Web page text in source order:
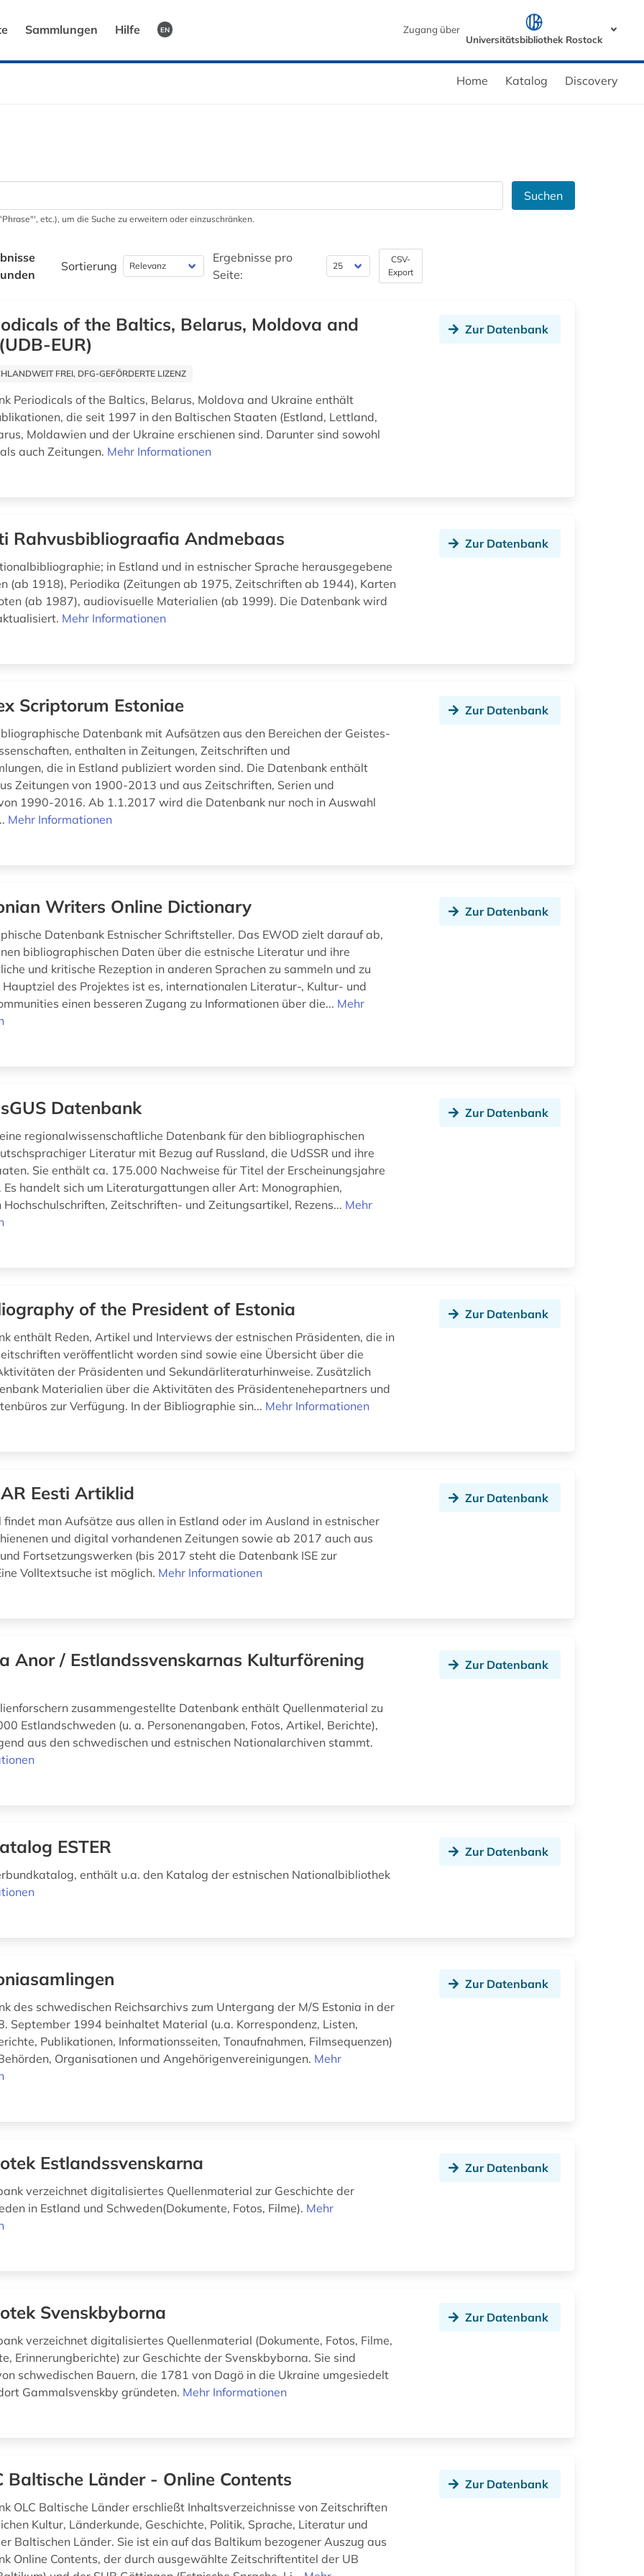
Sammlungen Hilfe EN
Zugang über
Universitätsbibliothek Rostock
Home Katalog Discovery
Suchen
etc.), um die Suche zu erweitern oder einzuschränken.
Sortierung
Ergebnisse pro
Seite:
CSV-
Export
of the Baltics, Belarus, Moldova and
EUR)
FREI, DFG-GEFÖRDERTE LIZENZ
Periodicals of the Baltics, Belarus, Moldova and Ukraine enthält
die seit 1997 in den Baltischen Staaten (Estland, Lettland,
Moldawien und der Ukraine erschienen sind. Darunter sind sowohl
auch Zeitungen. Mehr Informationen
Zur Datenbank
Rahvusbibliograafia Andmebaas
in Estland und in estnischer Sprache herausgegebene
(ab 1918), Periodika (Zeitungen ab 1975, Zeitschriften ab 1944), Karten
(ab 1987), audiovisuelle Materialien (ab 1999). Die Datenbank wird
Mehr Informationen
Zur Datenbank
Scriptorum Estoniae
Datenbank mit Aufsätzen aus den Bereichen der Geistes-
enthalten in Zeitungen, Zeitschriften und
die in Estland publiziert worden sind. Die Datenbank enthält
Zeitungen von 1900-2013 und aus Zeitschriften, Serien und
1990-2016. Ab 1.1.2017 wird die Datenbank nur noch in Auswahl
Mehr Informationen
Zur Datenbank
Writers Online Dictionary
Datenbank Estnischer Schriftsteller. Das EWOD zielt darauf ab,
bibliographischen Daten über die estnische Literatur und ihre
und kritische Rezeption in anderen Sprachen zu sammeln und zu
des Projektes ist es, internationalen Literatur-, Kultur- und
einen besseren Zugang zu Informationen über die... Mehr
Zur Datenbank
Datenbank
regionalwissenschaftliche Datenbank für den bibliographischen
Literatur mit Bezug auf Russland, die UdSSR und ihre
Sie enthält ca. 175.000 Nachweise für Titel der Erscheinungsjahre
handelt sich um Literaturgattungen aller Art: Monographien,
Hochschulschriften, Zeitschriften- und Zeitungsartikel, Rezens... Mehr
Zur Datenbank
of the President of Estonia
enthält Reden, Artikel und Interviews der estnischen Präsidenten, die in
veröffentlicht worden sind sowie eine Übersicht über die
der Präsidenten und Sekundärliteraturhinweise. Zusätzlich
Materialien über die Aktivitäten des Präsidentenehepartners und
zur Verfügung. In der Bibliographie sin... Mehr Informationen
Zur Datenbank
Eesti Artiklid
findet man Aufsätze aus allen in Estland oder im Ausland in estnischer
und digital vorhandenen Zeitungen sowie ab 2017 auch aus
Fortsetzungswerken (bis 2017 steht die Datenbank ISE zur
Volltextsuche ist möglich. Mehr Informationen
Zur Datenbank
Anor / Estlandssvenskarnas Kulturförening
zusammengestellte Datenbank enthält Quellenmaterial zu
Estlandschweden (u. a. Personenangaben, Fotos, Artikel, Berichte),
aus den schwedischen und estnischen Nationalarchiven stammt.
Zur Datenbank
ESTER
enthält u.a. den Katalog der estnischen Nationalbibliothek
Zur Datenbank
des schwedischen Reichsarchivs zum Untergang der M/S Estonia in der
September 1994 beinhaltet Material (u.a. Korrespondenz, Listen,
Publikationen, Informationsseiten, Tonaufnahmen, Filmsequenzen)
Organisationen und Angehörigenvereinigungen. Mehr
Zur Datenbank
Estlandssvenskarna
verzeichnet digitalisiertes Quellenmaterial zur Geschichte der
in Estland und Schweden(Dokumente, Fotos, Filme). Mehr
Zur Datenbank
Svenskbyborna
verzeichnet digitalisiertes Quellenmaterial (Dokumente, Fotos, Filme,
Erinnerungberichte) zur Geschichte der Svenskbyborna. Sie sind
schwedischen Bauern, die 1781 von Dagö in die Ukraine umgesiedelt
Gammalsvenskby gründeten. Mehr Informationen
Zur Datenbank
Baltische Länder - Online Contents
OLC Baltische Länder erschließt Inhaltsverzeichnisse von Zeitschriften
Kultur, Länderkunde, Geschichte, Politik, Sprache, Literatur und
Baltischen Länder. Sie ist ein auf das Baltikum bezogener Auszug aus
Online Contents, der durch ausgewählte Zeitschriftentitel der UB
Zur Datenbank